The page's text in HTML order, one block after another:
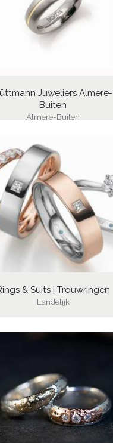
Juweliers Almere-
Buiten
Almere-Buiten
& Suits | Trouwringen
Landelijk